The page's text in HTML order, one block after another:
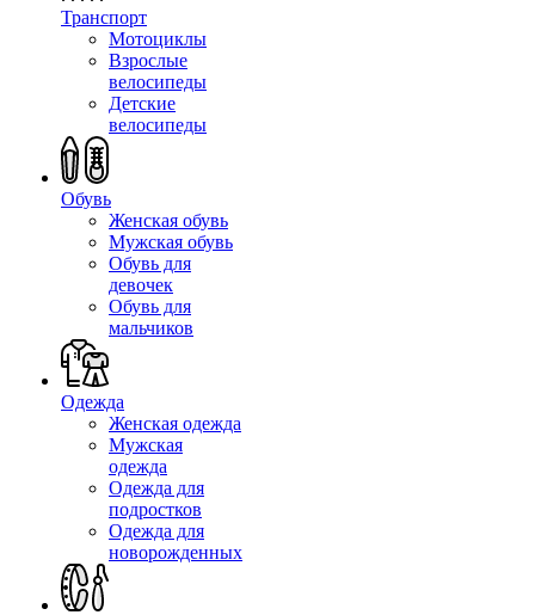
Транспорт
Мотоциклы
Взрослые
велосипеды
Детские
велосипеды
Обувь
Женская обувь
Мужская обувь
Обувь для
девочек
Обувь для
мальчиков
Одежда
Женская одежда
Мужская
одежда
Одежда для
подростков
Одежда для
новорожденных